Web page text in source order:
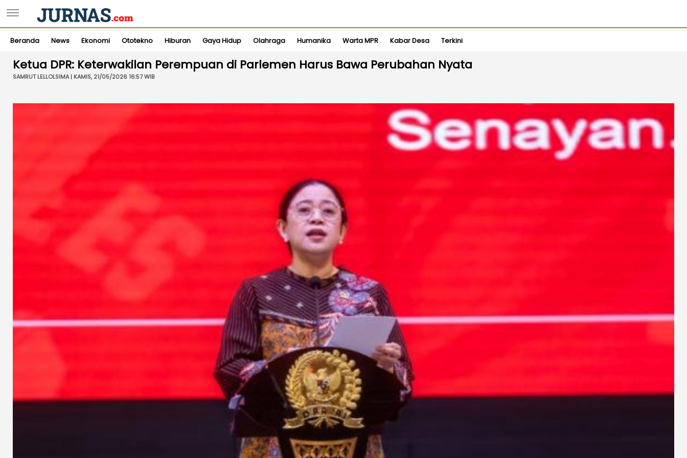
Beranda News Ekonomi Ototekno Hiburan Gaya Hidup Olahraga Humanika Warta MPR Kabar Desa Terkini
Ketua DPR: Keterwakilan Perempuan di Parlemen Harus Bawa Perubahan Nyata
SAMRUT LELLOLSIMA | KAMIS, 21/05/2026 16:57 WIB